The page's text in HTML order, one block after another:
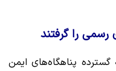
رسمی را گرفتند
گسترده پناهگاه‌های ایمن